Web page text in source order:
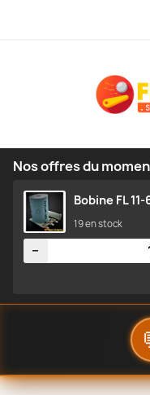
Nos offres du
Bobine FL
19 en stock
Quantité
−